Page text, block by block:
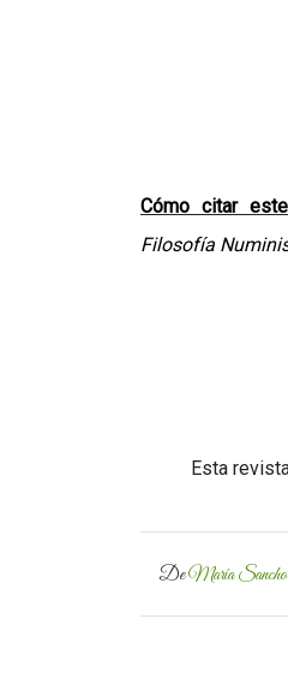
Cómo citar
Filosofía
Esta
DeMaría Sancho